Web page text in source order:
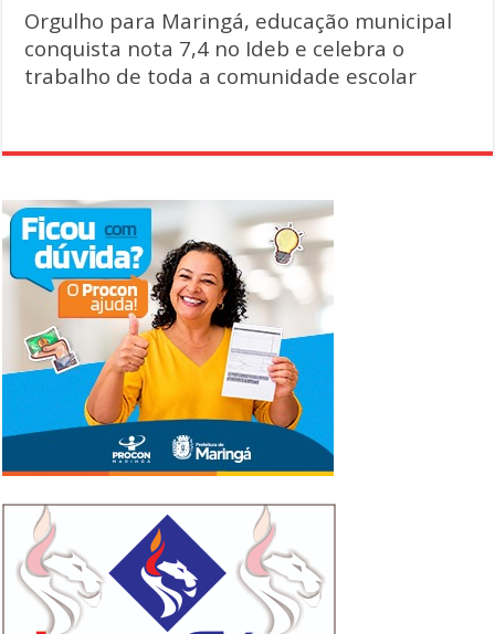
Orgulho para Maringá, educação municipal
conquista nota 7,4 no Ideb e celebra o
trabalho de toda a comunidade escolar